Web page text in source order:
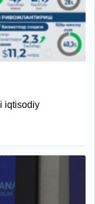
iqtisodiy